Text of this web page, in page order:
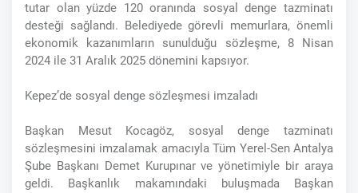
tutar olan yüzde 120 oranında sosyal denge tazminatı
desteği sağlandı. Belediyede görevli memurlara, önemli
ekonomik kazanımların sunulduğu sözleşme, 8 Nisan
2024 ile 31 Aralık 2025 dönemini kapsıyor.
Kepez’de sosyal denge sözleşmesi imzaladı
Başkan Mesut Kocagöz, sosyal denge tazminatı
sözleşmesini imzalamak amacıyla Tüm Yerel-Sen Antalya
Şube Başkanı Demet Kurupınar ve yönetimiyle bir araya
geldi. Başkanlık makamındaki buluşmada Başkan